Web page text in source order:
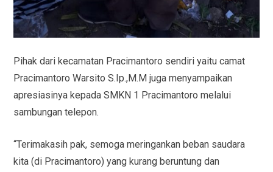
Pihak dari kecamatan Pracimantoro sendiri yaitu camat
Pracimantoro Warsito S.Ip.,M.M juga menyampaikan
apresiasinya kepada SMKN 1 Pracimantoro melalui
sambungan telepon.
“Terimakasih pak, semoga meringankan beban saudara
kita (di Pracimantoro) yang kurang beruntung dan